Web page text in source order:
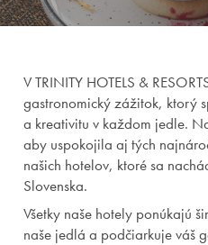
V TRINITY HOTELS &
gastronomický zážitok, ktorý
a kreativitu v každom jedle.
aby uspokojila aj tých
našich hotelov, ktoré sa
Slovenska.
Všetky naše hotely ponúkajú
naše jedlá a podčiarkuje váš